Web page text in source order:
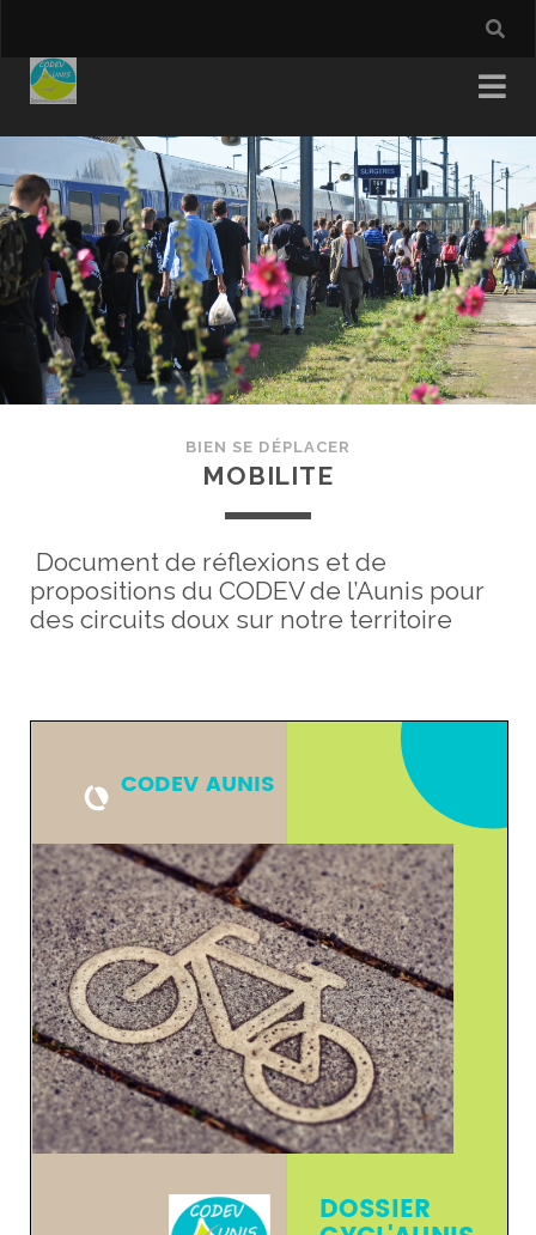
BIEN SE DÉPLACER
MOBILITE
Document de réflexions et de
propositions du CODEV de l’Aunis pour
des circuits doux sur notre territoire